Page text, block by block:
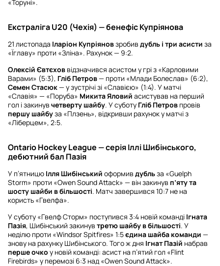
«Торуні».
Екстраліга U20 (Чехія) — бенефіс Купріянова
21 листопада Іларіон Купріяновзробив дубль і три асисти за
«Їглаву» проти «Зліна». Рахунок — 9:2.
Олексій Євтєхов відзначився асистом у грі з «Карловими
Варами» (5:3), Гліб Петров— проти «Млади Болеслав» (6:2),
Семен Стасюк— у зустрічі зі «Славією» (1:4). У матчі
«Славія» — «Поруба» Микита Яловий асистував на перший
гол і закинув четверту шайбу. У суботу Гліб Петров провів
першу шайбуза «Плзень», відкривши рахунок у матчі з
«Ліберцем», 2:5.
Ontario Hockey League — серія Іллі Шибінського,
дебютний бал Пазія
У п’ятницю Ілля Шибінський оформив дубльза «Guelph
Storm» проти «Owen Sound Attack» — він закинув п’яту та
шосту шайби в більшості. Матч завершився 10:7 не на
користь «Гвелфа».
У суботу «Гвелф Сторм» поступився 3:4 новій команді Ігната
Пазія, Шибінський закинув третю шайбу в більшості. У
неділю проти «Windsor Spitfires» 1:5єдина шайба команди —
знову на рахунку Шибінського. Того ж дня Ігнат Пазій набрав
перше очко у новій команді: асист на п’ятий гол «Flint
Firebirds» у перемозі 6:3 над «Owen Sound Attack».